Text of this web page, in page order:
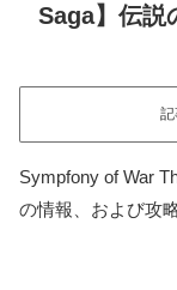
Saga】伝説
記
Sympfony of War
の情報、および攻